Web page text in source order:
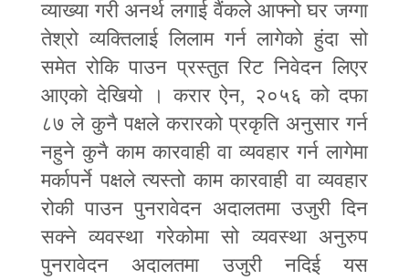
व्याख्या गरी अनर्थ लगाई वैंकले आफ्नो घर जग्गा
तेश्रो व्यक्तिलाई लिलाम गर्न लागेको हुंदा सो
समेत रोकि पाउन प्रस्तुत रिट निवेदन लिएर
आएको देखियो । करार ऐन, २०५६ को दफा
८७ ले कुनै पक्षले करारको प्रकृति अनुसार गर्न
नहुने कुनै काम कारवाही वा व्यवहार गर्न लागेमा
मर्कापर्ने पक्षले त्यस्तो काम कारवाही वा व्यवहार
रोकी पाउन पुनरावेदन अदालतमा उजुरी दिन
सक्ने व्यवस्था गरेकोमा सो व्यवस्था अनुरुप
पुनरावेदन अदालतमा उजुरी नदिई यस